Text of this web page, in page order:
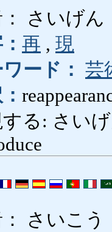
さいげん
再 , 現
ード： 芸
る: さいげ
さいこう